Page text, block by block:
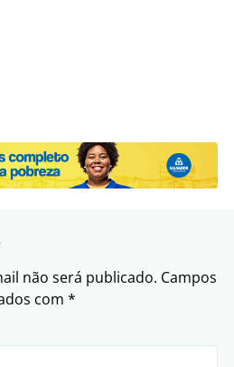
não será publicado. Campos
com *